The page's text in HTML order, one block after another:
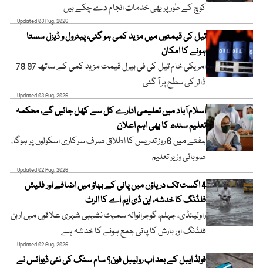
کوچ کے طور پر بھی خدمات انجام دے چکے ہیں
Updated 03 Aug, 2026
تیل کی قیمتوں میں مزید کمی ہو گئی، پیٹرول و ڈیزل سستا
ہونے کا امکان
امریکی خام تیل کی فی بیرل قیمت مزید کمی کے ساتھ 78.97
ڈالر کی سطح پر آ گئی
Updated 03 Aug, 2026
اسلام آباد میں تعلیمی ادارے کل سے کھل جائیں گے، محکمہ
تعلیم سندھ کا بھی اہم اعلان
ہفتے میں 6 روز تدریس کا اطلاق صرف سرکاری اسکولوں پر ہوگا،
صوبائی وزیر تعلیم
Updated 02 Aug, 2026
4 اگست تک دریاؤں میں پانی کے بہاؤ میں اضافے اور فلیش
فلڈنگ کا خدشہ، این ڈی ایم اے کا الرٹ
راولپنڈی، جہلم، گوجرانوالہ سمیت نشیبی شہری علاقوں میں اربن
فلڈنگ اور بارش کا پانی جمع ہونے کا خدشہ ہے
Updated 02 Aug, 2026
فولڈ ایبل کے بعد اب رولیبل فون؟ سام سنگ کی نئی ڈیوائس نے